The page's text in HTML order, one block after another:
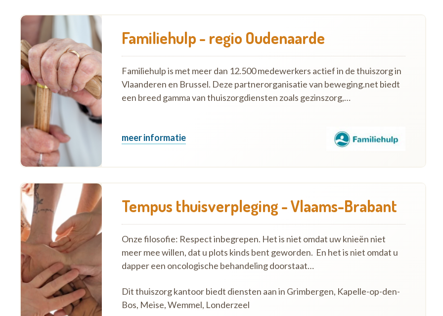
Familiehulp - regio Oudenaarde
Familiehulp is met meer dan 12.500 medewerkers actief in de thuiszorg in
Vlaanderen en Brussel. Deze partnerorganisatie van beweging.net biedt
een breed gamma van thuiszorgdiensten zoals gezinszorg,…
meer informatie
Tempus thuisverpleging - Vlaams-Brabant
Onze filosofie: Respect inbegrepen. Het is niet omdat uw knieën niet
meer mee willen, dat u plots kinds bent geworden. En het is niet omdat u
dapper een oncologische behandeling doorstaat…
Dit thuiszorg kantoor biedt diensten aan in Grimbergen, Kapelle-op-den-
Bos, Meise, Wemmel, Londerzeel